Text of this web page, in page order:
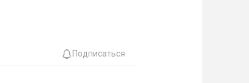
Подписаться